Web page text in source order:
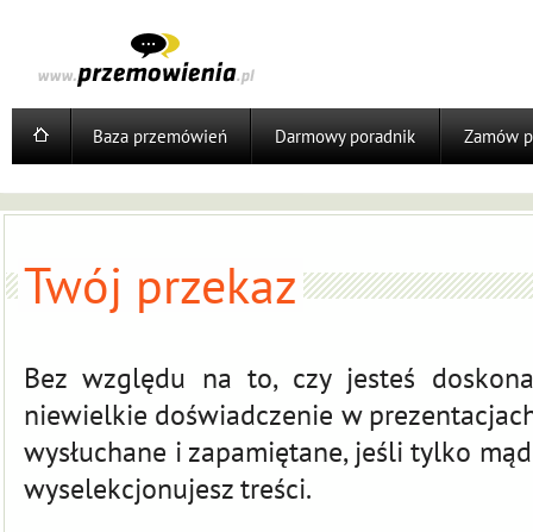
Baza przemówień Darmowy poradnik Zamów
Twój przekaz
Bez względu na to, czy jesteś
niewielkie doświadczenie w
wysłuchane i zapamiętane, jeśli tylko
wyselekcjonujesz treści.